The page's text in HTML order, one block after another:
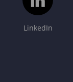
LinkedIn